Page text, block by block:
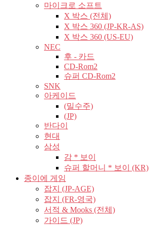
마이크로 소프트
X 박스 (전체)
X 박스 360 (JP-KR-AS)
X 박스 360 (US-EU)
NEC
후 - 카드
CD-Rom2
슈퍼 CD-Rom2
SNK
아케이드
(밀수주)
(JP)
반다이
현대
삼성
감 * 보이
슈퍼 할머니 * 보이 (KR)
종이에 게임
잡지 (JP-AGE)
잡지 (FR-영국)
서적 & Mooks (전체)
가이드 (JP)